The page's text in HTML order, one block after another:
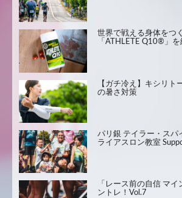
世界で戦える身体をつ
「ATHLETE Q10®」
【ガチ冷え】キシリト
の暑さ対策
パリ銀 テイラー・スパ
ライアスロン教室
「レース前の自信 マ
ントレ！Vol.7